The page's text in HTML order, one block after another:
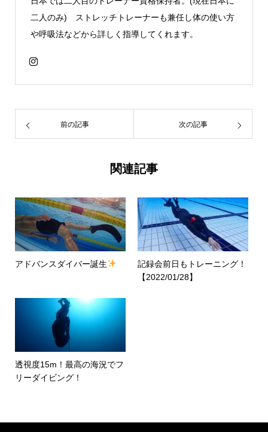
二人のみ) ストレッチトレーナーも兼任し体の使い方
や呼吸法などから詳しく指導してくれます。
前の記事 次の記事
関連記事
アドバンスダイバー誕生
記録会前日もトレーニング！
【2022/01/28】
透視度15m！最高の海況でフ
リーダイビング！